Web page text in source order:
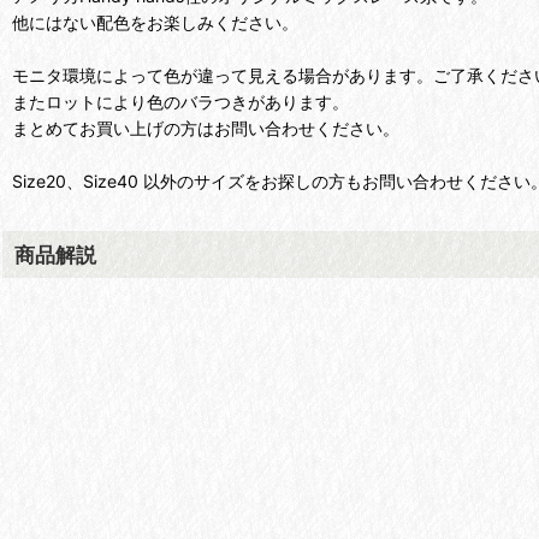
他にはない配色をお楽しみください。
モニタ環境によって色が違って見える場合があります。ご了承くださ
またロットにより色のバラつきがあります。
まとめてお買い上げの方はお問い合わせください。
Size20、Size40 以外のサイズをお探しの方もお問い合わせください
商品解説